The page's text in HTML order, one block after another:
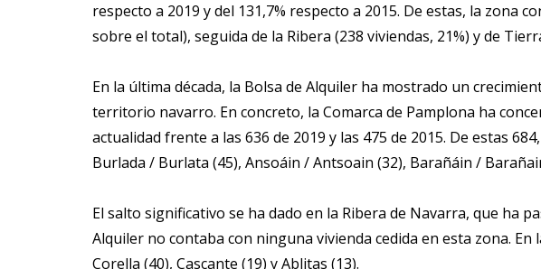
respecto a 2019 y del 131,7% respecto a 2015. De estas, la zona
sobre el total), seguida de la Ribera (238 viviendas, 21%) y de
En la última década, la Bolsa de Alquiler ha mostrado un
territorio navarro. En concreto, la Comarca de Pamplona ha
actualidad frente a las 636 de 2019 y las 475 de 2015. De estas
Burlada / Burlata (45), Ansoáin / Antsoain (32), Barañáin /
El salto significativo se ha dado en la Ribera de Navarra, que ha
Alquiler no contaba con ninguna vivienda cedida en esta zona.
Corella (40), Cascante (19) y Ablitas (13).